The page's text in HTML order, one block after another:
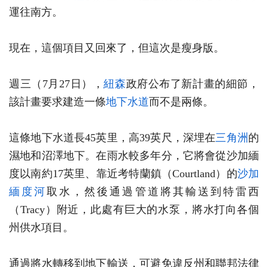
運往南方。
現在，這個項目又回來了，但這次是瘦身版。
週三（7月27日），紐森政府公布了新計畫的細節，
該計畫要求建造一條地下水道而不是兩條。
這條地下水道長45英里，高39英尺，深埋在三角洲 的
濕地和沼澤地下。在雨水較多年分，它將會從沙加緬
度以南約17英里、靠近考特蘭鎮（Courtland）的沙加
緬度河取水，然後通過管道將其輸送到特雷西
（Tracy）附近，此處有巨大的水泵，將水打向各個
州供水項目。
通過將水轉移到地下輸送，可避免違反州和聯邦法律